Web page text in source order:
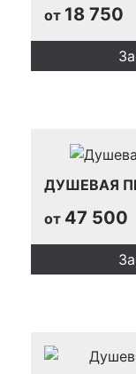
от 18 750
ДУШЕВАЯ
от 47 500